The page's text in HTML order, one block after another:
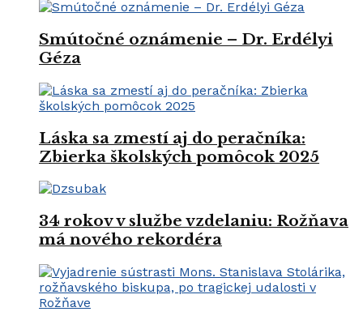
Smútočné oznámenie – Dr. Erdélyi
Géza
Láska sa zmestí aj do peračníka:
Zbierka školských pomôcok 2025
34 rokov v službe vzdelaniu: Rožňava
má nového rekordéra